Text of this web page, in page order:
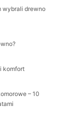
wybrali drewno
komfort
– 10